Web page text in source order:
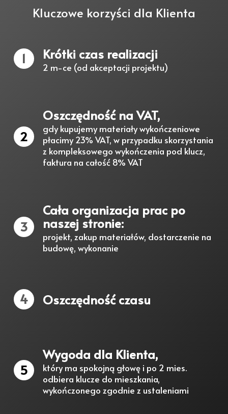
Kluczowe korzyści dla Klienta
1 Krótki czas realizacji
2 m-ce (od akceptacji projektu)
2
Oszczędność na VAT,
gdy kupujemy materiały wykończeniowe
płacimy 23% VAT, w przypadku skorzystania
z kompleksowego wykończenia pod klucz,
faktura na całość 8% VAT
3
Cała organizacja prac po
naszej stronie:
projekt, zakup materiałów, dostarczenie na
budowę, wykonanie
4 Oszczędność czasu
5
Wygoda dla Klienta,
który ma spokojną głowę i po 2 mies.
odbiera klucze do mieszkania,
wykończonego zgodnie z ustaleniami